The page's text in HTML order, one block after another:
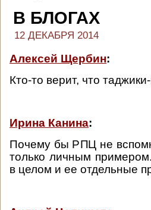
В БЛОГАХ
12 ДЕКАБРЯ 2014
Алексей Щербин:
Кто-то верит, что
Ирина Канина:
Почему бы РПЦ не
только личным
в целом и ее отдельные